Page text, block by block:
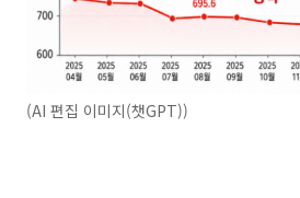
(AI 편집 이미지(챗GPT))